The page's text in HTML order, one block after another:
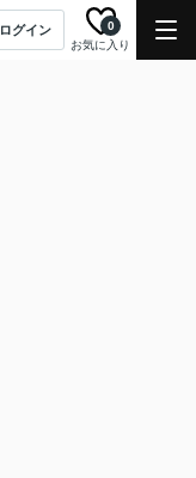
ログイン
お気に入り
0